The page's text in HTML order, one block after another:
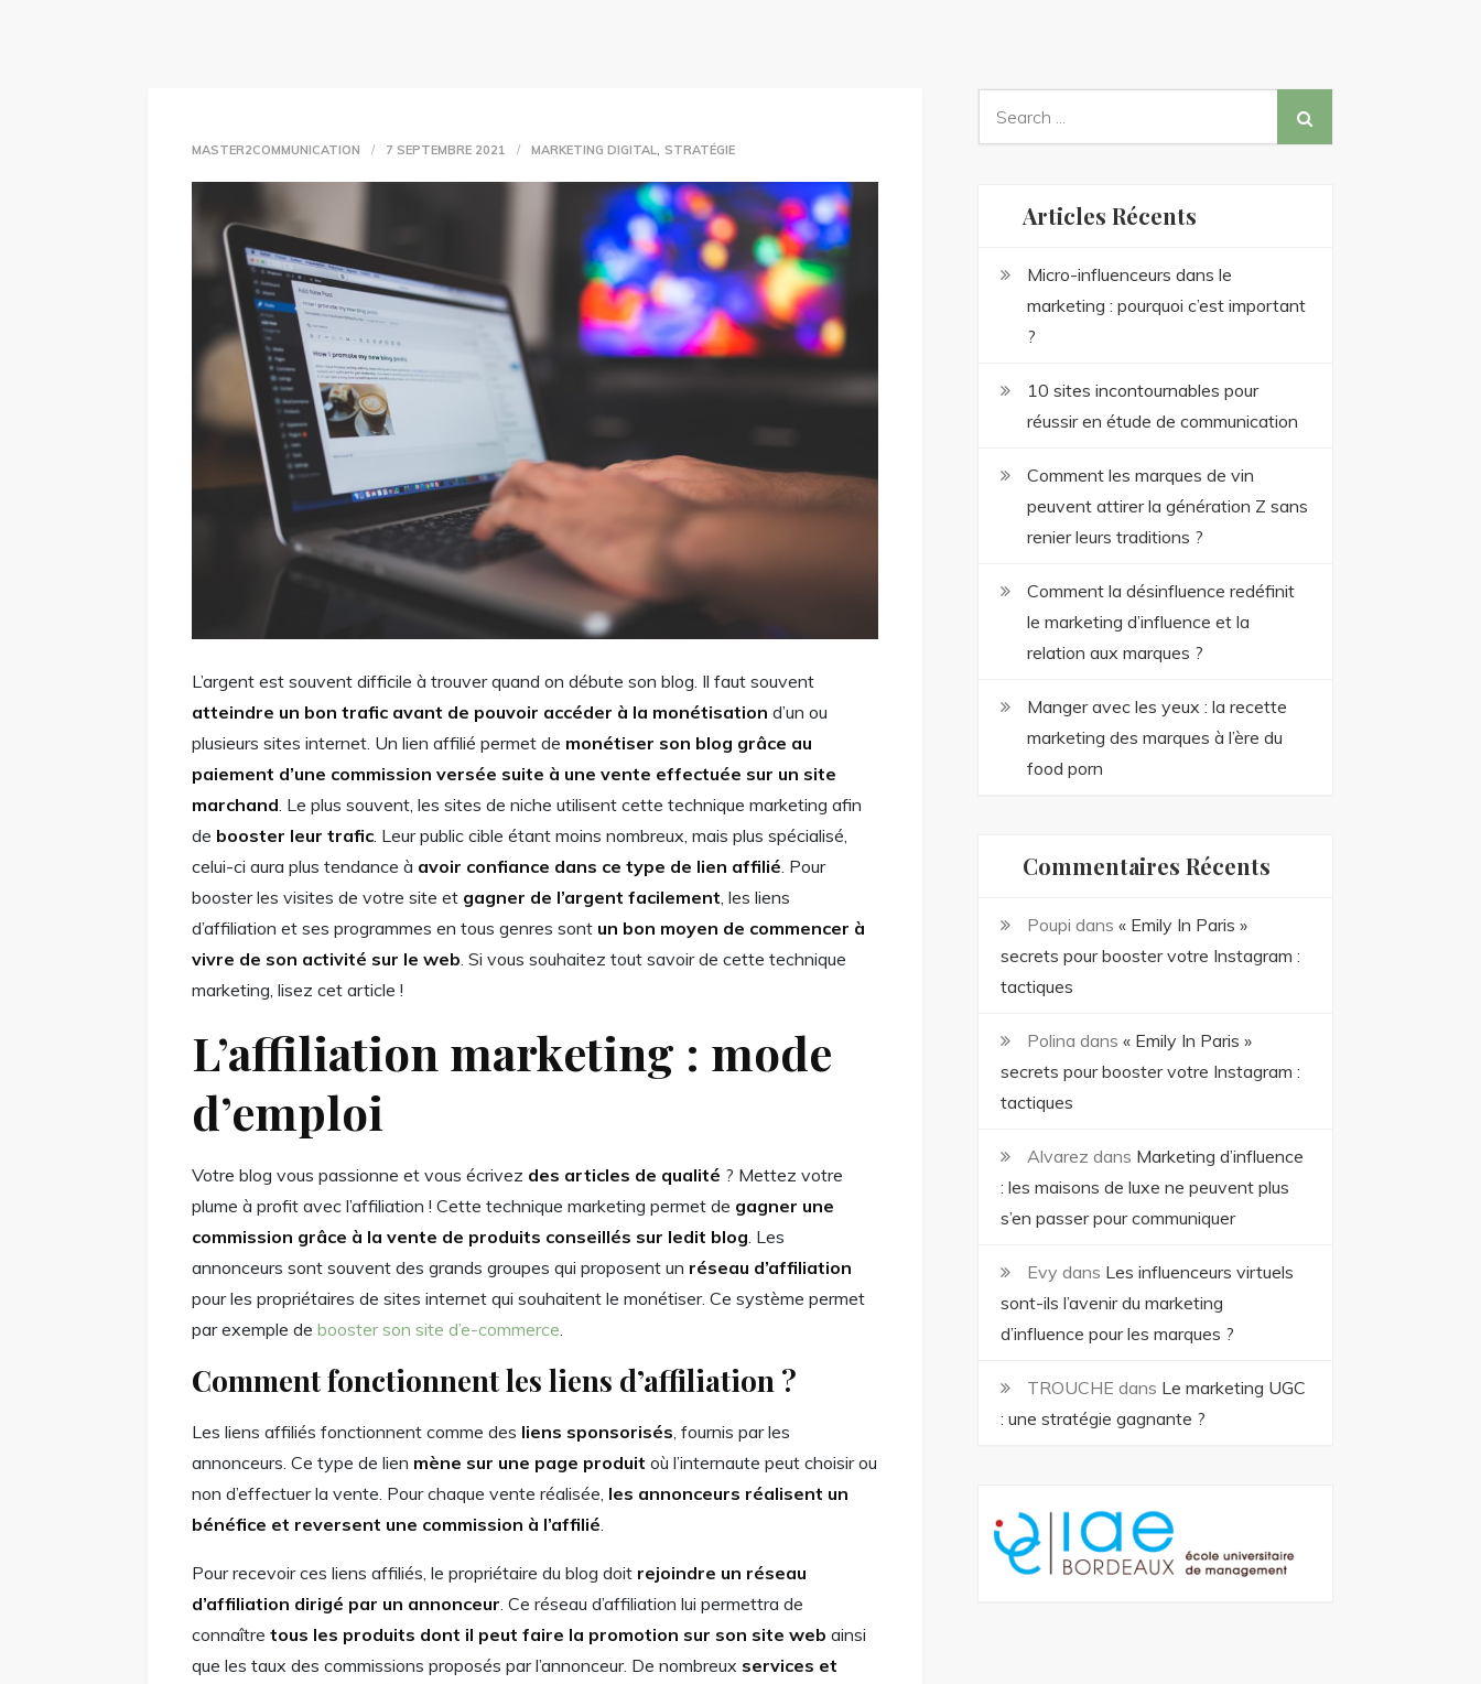
MASTER2COMMUNICATION 7 SEPTEMBRE 2021 MARKETING DIGITAL, STRATÉGIE
L’argent est souvent difficile à trouver quand on débute son blog. Il faut souvent
atteindre un bon trafic avant de pouvoir accéder à la monétisation d’un ou
plusieurs sites internet. Un lien affilié permet de monétiser son blog grâce au
paiement d’une commission versée suite à une vente effectuée sur un site
marchand. Le plus souvent, les sites de niche utilisent cette technique marketing afin
de booster leur trafic. Leur public cible étant moins nombreux, mais plus spécialisé,
celui-ci aura plus tendance à avoir confiance dans ce type de lien affilié. Pour
booster les visites de votre site et gagner de l’argent facilement, les liens
d’affiliation et ses programmes en tous genres sont un bon moyen de commencer à
vivre de son activité sur le web. Si vous souhaitez tout savoir de cette technique
marketing, lisez cet article !
L’affiliation marketing : mode
d’emploi
Votre blog vous passionne et vous écrivez des articles de qualité ? Mettez votre
plume à profit avec l’affiliation ! Cette technique marketing permet de gagner une
commission grâce à la vente de produits conseillés sur ledit blog. Les
annonceurs sont souvent des grands groupes qui proposent un réseau d’affiliation
pour les propriétaires de sites internet qui souhaitent le monétiser. Ce système permet
par exemple debooster son site d’e-commerce.
Comment fonctionnent les liens d’affiliation ?
Les liens affiliés fonctionnent comme des liens sponsorisés, fournis par les
annonceurs. Ce type de lien mène sur une page produitoù l’internaute peut choisir ou
non d’effectuer la vente. Pour chaque vente réalisée, les annonceurs réalisent un
bénéfice et reversent une commission à l’affilié.
Pour recevoir ces liens affiliés, le propriétaire du blog doit rejoindre un réseau
d’affiliation dirigé par un annonceur. Ce réseau d’affiliation lui permettra de
connaîtretous les produits dont il peut faire la promotion sur son site web ainsi
que les taux des commissions proposés par l’annonceur. De nombreux services et
Articles Récents
Micro-influenceurs dans le
marketing : pourquoi c’est important
?
10 sites incontournables pour
réussir en étude de communication
Comment les marques de vin
peuvent attirer la génération Z sans
renier leurs traditions ?
Comment la désinfluence redéfinit
le marketing d’influence et la
relation aux marques ?
Manger avec les yeux : la recette
marketing des marques à l’ère du
food porn
Commentaires Récents
Poupi dans« Emily In Paris »
secrets pour booster votre Instagram :
tactiques
Polina dans« Emily In Paris »
secrets pour booster votre Instagram :
tactiques
Alvarez dans Marketing d’influence
: les maisons de luxe ne peuvent plus
s’en passer pour communiquer
Evy dans Les influenceurs virtuels
sont-ils l’avenir du marketing
d’influence pour les marques ?
TROUCHE dans Le marketing UGC
: une stratégie gagnante ?